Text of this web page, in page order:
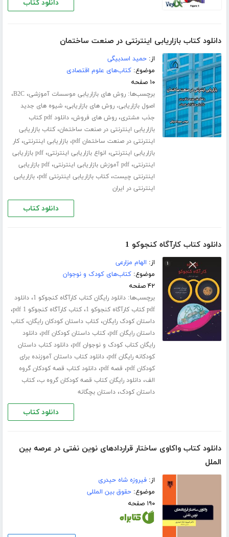
دانلود کتاب
دانلود کتاب بازاریابی اینترنتی در صنعت ساختمان
از:حمید اسدبیگی
موضوع:کتاب‌های علوم اقتصادی
۱۰ صفحه
برچسب‌ها:روش های بازاریابی موسسات آموزشی،B2C،
اصول بازاریابی، روش های بازاریابی،شیوه های جدید
جذب مشتری،روش های فروش،
دانلود pdf کتاب
بازاریابی اینترنتی در صنعت ساختمان،کتاب بازاریابی
اینترنتی در صنعت ساختمان pdf
،بازاریابی اینترنتی،کار
بازاریابی اینترنتی، انواع بازاریابی اینترنتی،
pdf بازاریابی
اینترنتی،pdf آموزش بازاریابی اینترنتی ،
pdf بازاریابی
اینترنتی چیست،کتاب بازاریابی اینترنتی pdf ،بازاریابی
اینترنتی در ایران
دانلود کتاب
دانلود کتاب کارآگاه کنجوکو 1
از: الهام مزارعی
موضوع:کتاب‌های کودک و نوجوان
۴۲ صفحه
برچسب‌ها:دانلود رایگان کتاب کارآگاه کنجوکو 1 ،دانلود
pdf کتاب کارآگاه کنجوکو 1
،کتاب کارآگاه کنجوکو 1 pdf ،
داستان کودک رایگان،کتاب داستان کودکان رایگان،کتاب
داستان رایگان pdf
،کتاب داستان کودکان pdf ،دانلود
رایگان کتاب کودک و نوجوان pdf
،دانلود کتاب داستان
کودکانه رایگان pdf
،دانلود کتاب داستان آموزنده برای
کودکان pdf
، قصه pdf ،دانلود کتاب قصه کودکان گروه
الف،دانلود رایگان کتاب قصه کودکان گروه ب،کتاب
داستان کودک،داستان بچگانه
دانلود کتاب
دانلود کتاب واکاوی ساختار قراردادهای نوین نفتی در عرصه بین
الملل
از:فیروزه شاه حیدری
موضوع:حقوق بین المللی
۱۹۰ صفحه